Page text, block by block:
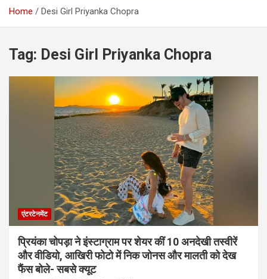
Home Desi Girl Priyanka Chopra
Tag: Desi Girl Priyanka Chopra
एंटरटेनमेंट
प्रियंका चोपड़ा ने इंस्टाग्राम पर शेयर कीं 10 अनदेखी तस्वीरें
और वीडियो, आखिरी फोटो में निक जोनस और मालती को देख
फैंस बोले- सबसे क्यूट